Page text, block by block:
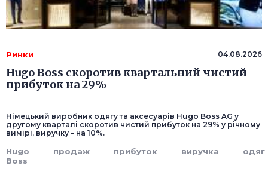
Ринки 04.08.2026
Hugo Boss скоротив квартальний чистий
прибуток на 29%
Німецький виробник одягу та аксесуарів Hugo Boss AG у
другому кварталі скоротив чистий прибуток на 29% у річному
вимірі, виручку – на 10%.
Hugo
Boss
продаж прибуток виручка одяг